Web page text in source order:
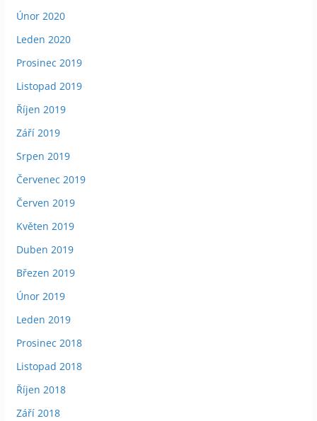
Únor 2020
Leden 2020
Prosinec 2019
Listopad 2019
Říjen 2019
Září 2019
Srpen 2019
Červenec 2019
Červen 2019
Květen 2019
Duben 2019
Březen 2019
Únor 2019
Leden 2019
Prosinec 2018
Listopad 2018
Říjen 2018
Září 2018